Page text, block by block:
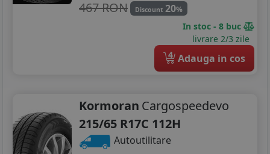
467 RON Discount 20%
In stoc - 8 buc
livrare 2/3 zile
4 Adauga in cos
Kormoran Cargospeedevo
215/65 R17C 112H
Autoutilitare